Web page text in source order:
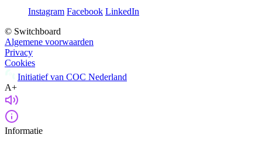
Instagram Facebook LinkedIn
© Switchboard
Algemene voorwaarden
Privacy
Cookies
Initiatief van COC Nederland
A+
Informatie